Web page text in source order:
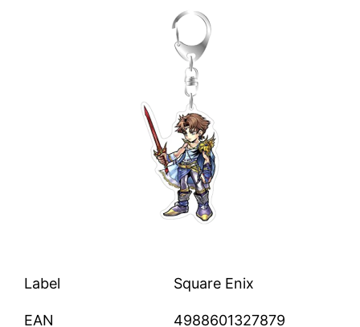
Label Square Enix
EAN 4988601327879